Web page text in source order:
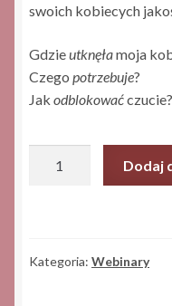
swoich kobiecych
Gdzieutknęłamoja
Czego potrzebuje?
Jak odblokowaćczucie?
i
Dodaj
Kategoria: Webinary